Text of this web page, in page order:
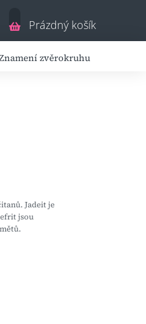
Nákupní
košík
Prázdný košík
zvěrokruhu
Jadeit je
jsou